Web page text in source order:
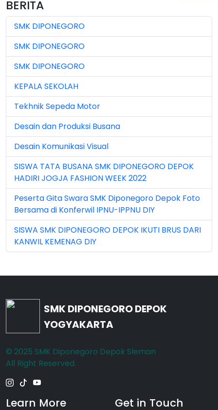
Jul 2025 (3)
Jul 2026 (4)
Jun 2023 (7)
Jun 2024 (3)
Jun 2025 (1)
Jun 2026 (5)
Mar 2023 (8)
Mar 2024 (1)
Mar 2026 (3)
May 2026 (16)
Nov 2022 (101)
Nov 2023 (5)
Nov 2025 (15)
Sep 2023 (6)
Sep 2024 (7)
Sep 2025 (6)
BERITA
SMK DIPONEGORO
SMK DIPONEGORO
SMK DIPONEGORO
KEPALA SEKOLAH
Tekhnik Sepeda Motor
Desain dan Produksi Busana
Desain Komunikasi Visual
SISWA TATA BUSANA SMK DIPONEGORO DEPOK
HADIRI JOGJA FASHION WEEK 2022
Peserta Gita Swara SMK Diponegoro Depok Foto
Bersama di Konferwil IPNU-IPPNU DIY
SISWA SMK DIPONEGORO DEPOK IKUTI BRUS DARI
KANWIL KEMENAG DIY
SMK DIPONEGORO DEPOK
YOGYAKARTA
© 2025 SMK Diponegoro Depok Sleman
All Right Reserved.
Learn More Get in Touch